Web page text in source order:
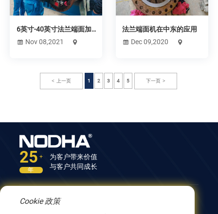
6英寸-40英寸法兰端面加
工机，化工厂------中国
Nov 08,2021
法兰端面机在中东的应用
Dec 09,2020
上一页 1 2 3 4 5 下一页
25 +
年
为客户带来价值
与客户共同成长
联系我们
Cookie 政策